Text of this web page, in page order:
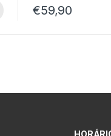
€59,90